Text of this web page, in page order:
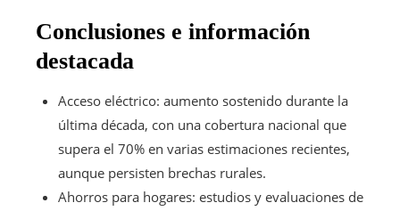
Conclusiones e información
destacada
Acceso eléctrico: aumento sostenido durante la
última década, con una cobertura nacional que
supera el 70% en varias estimaciones recientes,
aunque persisten brechas rurales.
Ahorros para hogares: estudios y evaluaciones de